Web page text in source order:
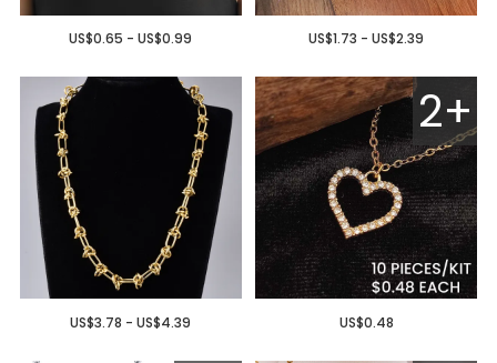
US$1.73 - US$2.39
US$0.65 - US$0.99
2+
US$0.48
US$3.78 - US$4.39